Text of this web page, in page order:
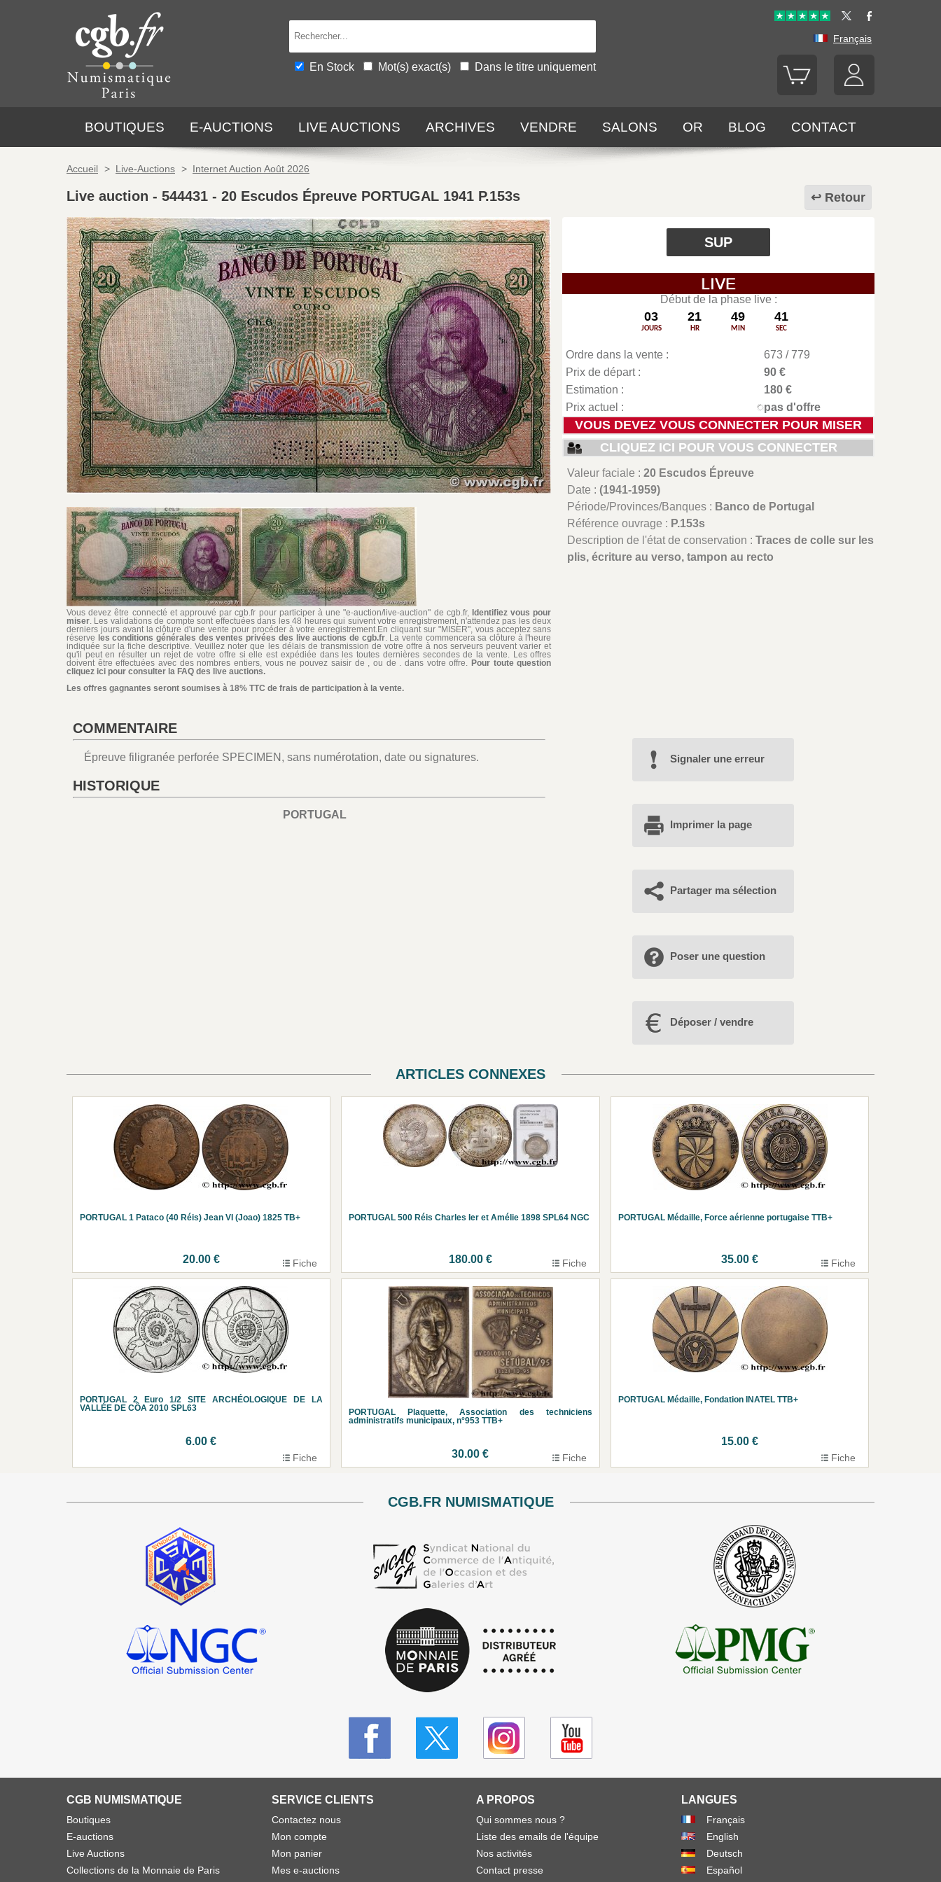
En Stock Mot(s) exact(s) Dans le titre uniquement
Français
BOUTIQUES E-AUCTIONS LIVE AUCTIONS ARCHIVES VENDRE SALONS OR BLOG CONTACT
Accueil > Live-Auctions > Internet Auction Août 2026
Retour
Live auction - 544431 - 20 Escudos Épreuve PORTUGAL 1941 P.153s
Vous devez être connecté et approuvé par cgb.fr pour participer à une "e-auction/live-auction" de cgb.fr, Identifiez vous pour
miser . Les validations de compte sont effectuées dans les 48 heures qui suivent votre enregistrement, n'attendez pas les deux
derniers jours avant la clôture d'une vente pour procéder à votre enregistrement.En cliquant sur "MISER", vous acceptez sans
réserve les conditions générales des ventes privées des live auctions de cgb.fr. La vente commencera sa clôture à l'heure
indiquée sur la fiche descriptive. Veuillez noter que les délais de transmission de votre offre à nos serveurs peuvent varier et
qu'il peut en résulter un rejet de votre offre si elle est expédiée dans les toutes dernières secondes de la vente. Les offres
doivent être effectuées avec des nombres entiers, vous ne pouvez saisir de , ou de . dans votre offre.Pour toute question
cliquez ici pour consulter la FAQ des live auctions.
Les offres gagnantes seront soumises à 18% TTC de frais de participation à la vente.
SUP
Début de la phase live :
03
JOURS
21
HR
49
MIN
40
SEC
Ordre dans la vente :
673 / 779
Prix de départ :
90 €
Estimation :
180 €
Prix actuel :
pas d'offre
VOUS DEVEZ VOUS CONNECTER POUR MISER
CLIQUEZ ICI POUR VOUS CONNECTER
Valeur faciale :20 Escudos Épreuve
Date : (1941-1959)
Période/Provinces/Banques : Banco de Portugal
Référence ouvrage : P.153s
Description de l'état de conservation :Traces de colle sur les
plis, écriture au verso, tampon au recto
COMMENTAIRE
Épreuve filigranée perforée SPECIMEN, sans numérotation, date ou signatures.
HISTORIQUE
PORTUGAL
Signaler une erreur
Imprimer la page
Partager ma sélection
Poser une question
Déposer / vendre
ARTICLES CONNEXES
PORTUGAL 1 Pataco (40 Réis) Jean VI (Joao) 1825 TB+
20.00 € Fiche
PORTUGAL 500 Réis Charles Ier et Amélie 1898 SPL64 NGC
180.00 € Fiche
PORTUGAL Médaille, Force aérienne portugaise TTB+
35.00 € Fiche
PORTUGAL 2 Euro 1/2 SITE ARCHÉOLOGIQUE DE LA
VALLÉE DE CÔA 2010 SPL63
6.00 €
Fiche
PORTUGAL Plaquette, Association des techniciens
administratifs municipaux, n°953 TTB+
30.00 € Fiche
PORTUGAL Médaille, Fondation INATEL TTB+
15.00 €
Fiche
CGB.FR NUMISMATIQUE
CGB NUMISMATIQUE
Boutiques
E-auctions
Live Auctions
Collections de la Monnaie de Paris
SERVICE CLIENTS
Contactez nous
Mon compte
Mon panier
Mes e-auctions
A PROPOS
Qui sommes nous ?
Liste des emails de l'équipe
Nos activités
Contact presse
LANGUES
Français
English
Deutsch
Español